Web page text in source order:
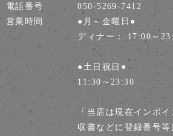
電話番号
050-5269-7412
営業時間
●月～金曜日●
ディナー： 17:00～
●土日祝日●
11:30～23:30
「当店は現在インボ
収書などに登録番号